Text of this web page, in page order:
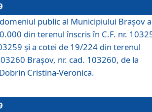
public al Municipiului Braşov a
din terenul înscris în C.F. nr.
și a cotei de 19/224 din terenul
Brașov, nr. cad. 103260, de la
Cristina-Veronica.